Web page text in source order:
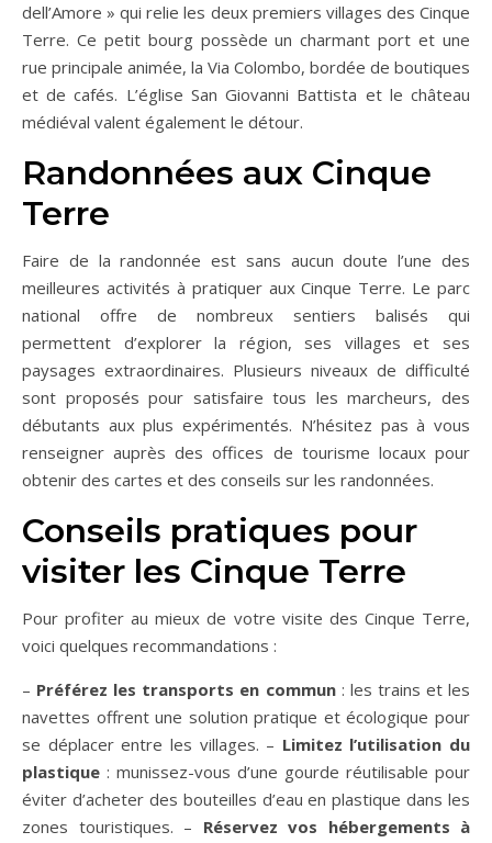
dell’Amore » qui relie les deux premiers villages des Cinque
Terre. Ce petit bourg possède un charmant port et une
rue principale animée, la Via Colombo, bordée de boutiques
et de cafés. L’église San Giovanni Battista et le château
médiéval valent également le détour.
Randonnées aux Cinque
Terre
Faire de la randonnée est sans aucun doute l’une des
meilleures activités à pratiquer aux Cinque Terre. Le parc
national offre de nombreux sentiers balisés qui
permettent d’explorer la région, ses villages et ses
paysages extraordinaires. Plusieurs niveaux de difficulté
sont proposés pour satisfaire tous les marcheurs, des
débutants aux plus expérimentés. N’hésitez pas à vous
renseigner auprès des offices de tourisme locaux pour
obtenir des cartes et des conseils sur les randonnées.
Conseils pratiques pour
visiter les Cinque Terre
Pour profiter au mieux de votre visite des Cinque Terre,
voici quelques recommandations :
– Préférez les transports en commun: les trains et les
navettes offrent une solution pratique et écologique pour
se déplacer entre les villages. – Limitez l’utilisation du
plastique : munissez-vous d’une gourde réutilisable pour
éviter d’acheter des bouteilles d’eau en plastique dans les
zones touristiques. – Réservez vos hébergements à